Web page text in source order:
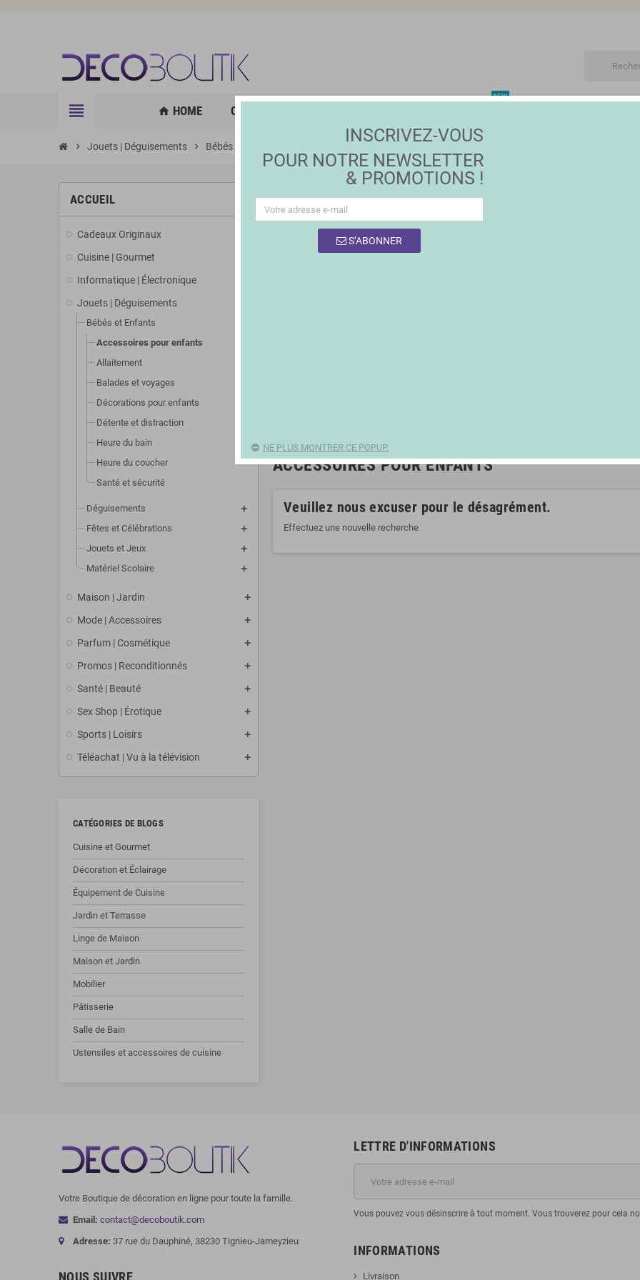
view_headline home HOME CUISINE | GOURMET
NEW
chevron_right Jouets | Déguisements chevron_right Bébés et Enfants
ACCUEIL
Cadeaux Originaux
Cuisine | Gourmet
Informatique | Électronique
Jouets | Déguisements
Bébés et Enfants
Accessoires pour enfants
Allaitement
Balades et voyages
Décorations pour enfants
Détente et distraction
Heure du bain
Heure du coucher
Santé et sécurité
Déguisements
Fêtes et Célébrations
Jouets et Jeux
Matériel Scolaire
Maison | Jardin
Mode | Accessoires
Parfum | Cosmétique
Promos | Reconditionnés
Santé | Beauté
Sex Shop | Érotique
Sports | Loisirs
Téléachat | Vu à la télévision
CATÉGORIES DE BLOGS
Cuisine et Gourmet
Décoration et Éclairage
Équipement de Cuisine
Jardin et Terrasse
Linge de Maison
Maison et Jardin
Mobilier
Pâtisserie
Salle de Bain
Ustensiles et accessoires de cuisine
ACCESSOIRES POUR ENFANTS
Veuillez nous excuser pour le désagrément.
Effectuez une nouvelle recherche
Votre Boutique de décoration en ligne pour toute la famille.
Email: contact@decoboutik.com
Adresse: 37 rue du Dauphiné, 38230 Tignieu-Jameyzieu
NOUS SUIVRE
LETTRE D'INFORMATIONS
Vous pouvez vous désinscrire à tout moment. Vous trouverez pour cela
INFORMATIONS
Livraison
INSCRIVEZ-VOUS
POUR NOTRE NEWSLETTER
& PROMOTIONS !
S’ABONNER
NE PLUS MONTRER CE POPUP.